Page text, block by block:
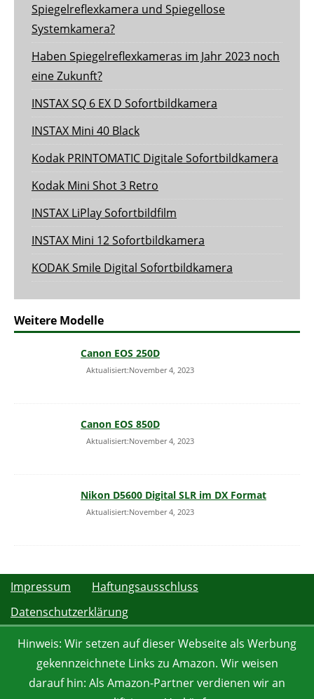
Spiegelreflexkamera und Spiegellose
Systemkamera?
Haben Spiegelreflexkameras im Jahr 2023 noch
eine Zukunft?
INSTAX SQ 6 EX D Sofortbildkamera
INSTAX Mini 40 Black
Kodak PRINTOMATIC Digitale Sofortbildkamera
Kodak Mini Shot 3 Retro
INSTAX LiPlay Sofortbildfilm
INSTAX Mini 12 Sofortbildkamera
KODAK Smile Digital Sofortbildkamera
Weitere Modelle
Canon EOS 250D
Aktualisiert:November 4, 2023
Canon EOS 850D
Aktualisiert:November 4, 2023
Nikon D5600 Digital SLR im DX Format
Aktualisiert:November 4, 2023
Impressum
Haftungsausschluss
Datenschutzerklärung
Hinweis: Wir setzen auf dieser Webseite als Werbung
gekennzeichnete Links zu Amazon. Wir weisen
darauf hin: Als Amazon-Partner verdienen wir an